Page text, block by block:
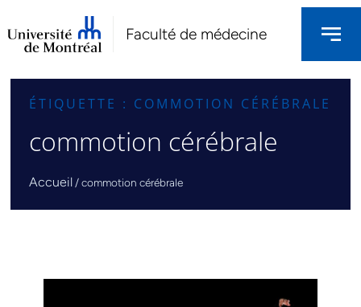
Faculté de médecine
ÉTIQUETTE : COMMOTION CÉRÉBRALE
commotion cérébrale
Accueil /commotion cérébrale